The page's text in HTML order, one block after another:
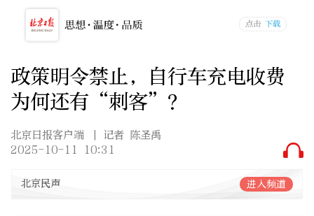
政策明令禁止，自行车充电收费
为何还有“刺客”？
北京日报客户端
| 记者 陈圣禹
2025-10-11 10:31
北京民声 进入频道